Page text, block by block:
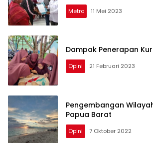
Metro 11 Mei 2023
Dampak Penerapan
Opini 21 Februari 2023
Pengembangan
Papua Barat
Opini 7 Oktober 2022